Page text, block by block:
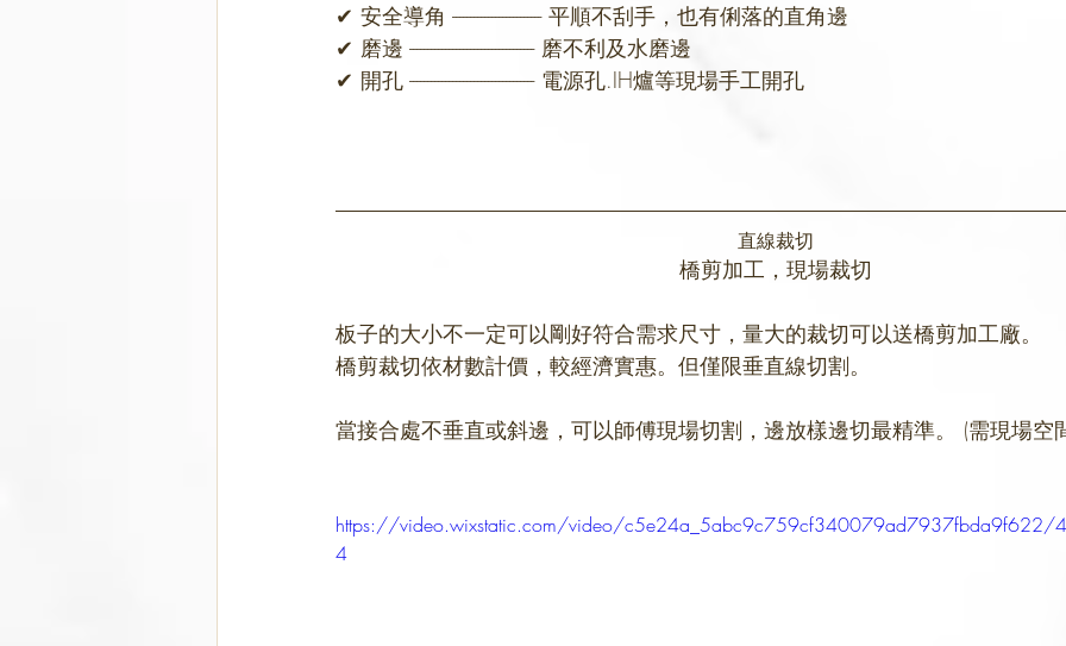
✔ 安全導角 ------------------------- 平順不刮手，也有俐落的直角邊
✔ 磨邊 ----------------------------------- 磨不利及水磨邊
✔ 開孔 ----------------------------------- 電源孔.IH爐等現場手工開孔
直線裁切
橋剪加工，現場裁切
板子的大小不一定可以剛好符合需求尺寸，量大的裁切可以送橋剪加工廠。
橋剪裁切依材數計價，較經濟實惠。但僅限垂直線切割。
當接合處不垂直或斜邊，可以師傅現場切割，邊放樣邊切最精準。 (需現場空
https://video.wixstatic.com/video/
4